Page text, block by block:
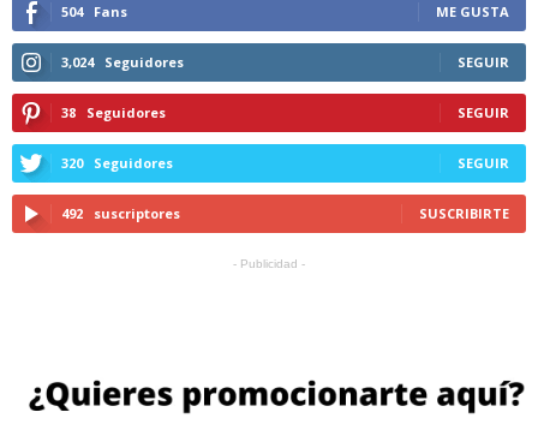
504 Fans ME GUSTA
3,024 Seguidores SEGUIR
38 Seguidores SEGUIR
320 Seguidores SEGUIR
492 suscriptores SUSCRIBIRTE
- Publicidad -